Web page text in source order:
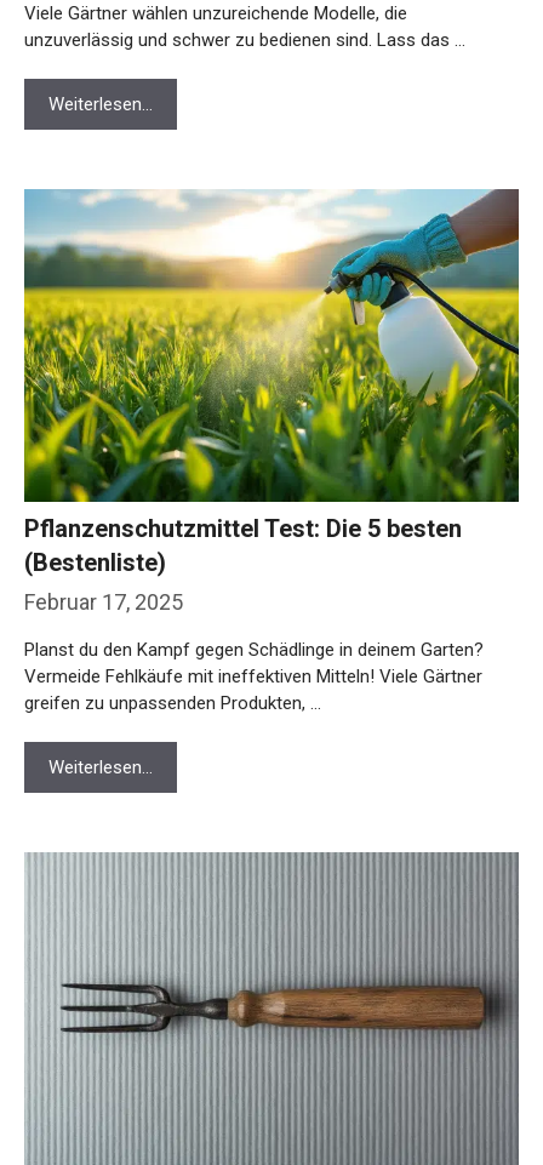
Viele Gärtner wählen unzureichende Modelle, die
unzuverlässig und schwer zu bedienen sind. Lass das …
Weiterlesen…
Februar 17, 2025
Pflanzenschutzmittel Test: Die 5 besten
(Bestenliste)
Planst du den Kampf gegen Schädlinge in deinem Garten?
Vermeide Fehlkäufe mit ineffektiven Mitteln! Viele Gärtner
greifen zu unpassenden Produkten, …
Weiterlesen…